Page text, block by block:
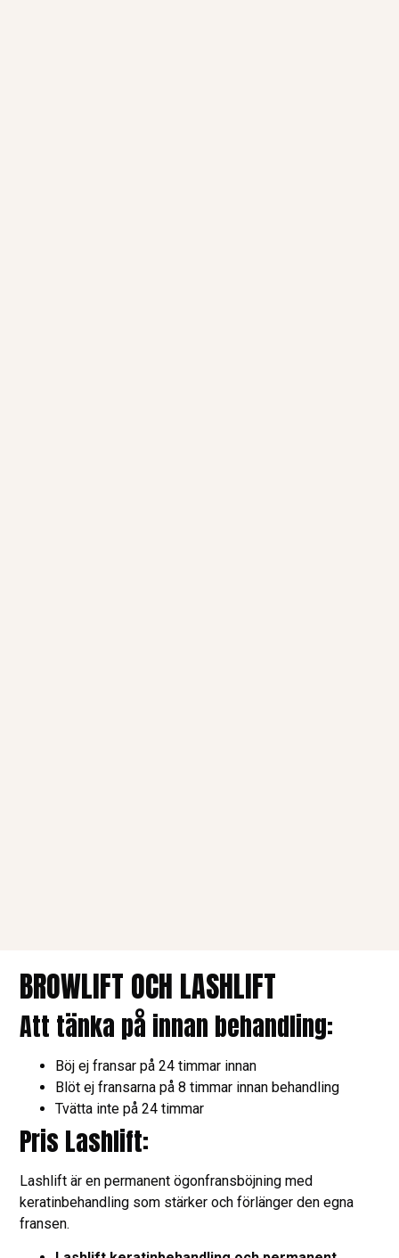
BROWLIFT OCH LASHLIFT
Att tänka på innan behandling:
Böj ej fransar på 24 timmar innan
Blöt ej fransarna på 8 timmar innan behandling
Tvätta inte på 24 timmar
Pris Lashlift:
Lashlift är en permanent ögonfransböjning med
keratinbehandling som stärker och förlänger den egna
fransen.